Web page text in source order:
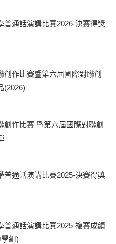
普通話演講比賽2026-決賽得獎
創作比賽暨第六屆國際對聯創
(2026)
創作比賽 暨第六屆國際對聯創
普通話演講比賽2025-決賽得獎
普通話演講比賽2025-複賽成績
組)